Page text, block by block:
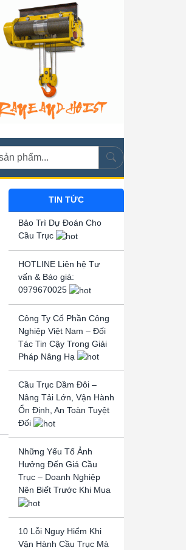
TIN TỨC
Bảo Trì Dự Đoán Cho
Cầu Trục
HOTLINE Liên hệ Tư
vấn & Báo giá:
0979670025
Công Ty Cổ Phần Công
Nghiệp Việt Nam – Đối
Tác Tin Cậy Trong Giải
Pháp Nâng Hạ
Cầu Trục Dầm Đôi –
Nâng Tải Lớn, Vận Hành
Ổn Định, An Toàn Tuyệt
Đối
Những Yếu Tố Ảnh
Hưởng Đến Giá Cầu
Trục – Doanh Nghiệp
Nên Biết Trước Khi Mua
10 Lỗi Nguy Hiểm Khi
Vận Hành Cầu Trục Mà